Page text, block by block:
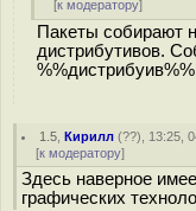
[к модератору]
Пакеты собирают
дистрибутивов.
1.5 ,Кирилл (??), 13:25,
[к модератору]
Здесь наверное
графических